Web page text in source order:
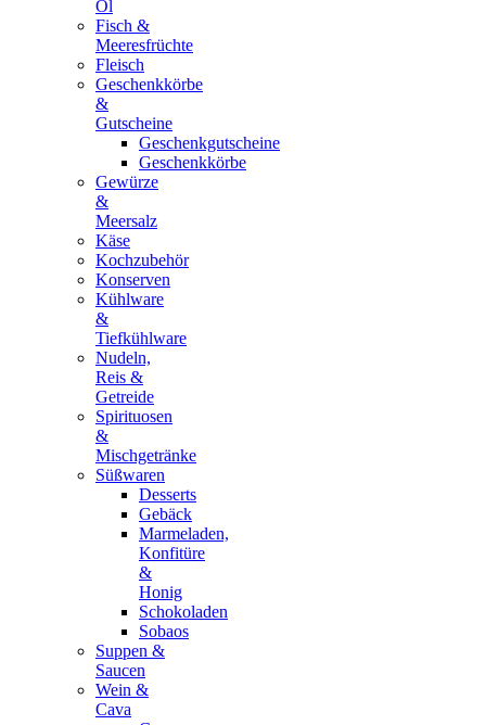
Öl
Fisch &
Meeresfrüchte
Fleisch
Geschenkkörbe
&
Gutscheine
Geschenkgutscheine
Geschenkkörbe
Gewürze
&
Meersalz
Käse
Kochzubehör
Konserven
Kühlware
&
Tiefkühlware
Nudeln,
Reis &
Getreide
Spirituosen
&
Mischgetränke
Süßwaren
Desserts
Gebäck
Marmeladen,
Konfitüre
&
Honig
Schokoladen
Sobaos
Suppen &
Saucen
Wein &
Cava